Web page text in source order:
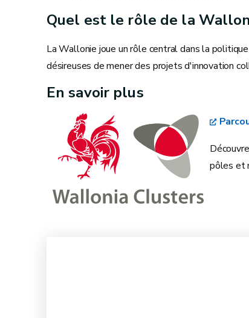
Quel est le rôle de la
La Wallonie joue un rôle central dans la
désireuses de mener des projets d'innovation
En savoir plus
pôles et